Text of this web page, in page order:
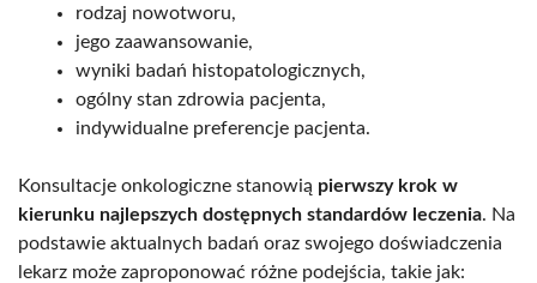
rodzaj nowotworu,
jego zaawansowanie,
wyniki badań histopatologicznych,
ogólny stan zdrowia pacjenta,
indywidualne preferencje pacjenta.
Konsultacje onkologiczne stanowią pierwszy krok w
kierunku najlepszych dostępnych standardów leczenia. Na
podstawie aktualnych badań oraz swojego doświadczenia
lekarz może zaproponować różne podejścia, takie jak: